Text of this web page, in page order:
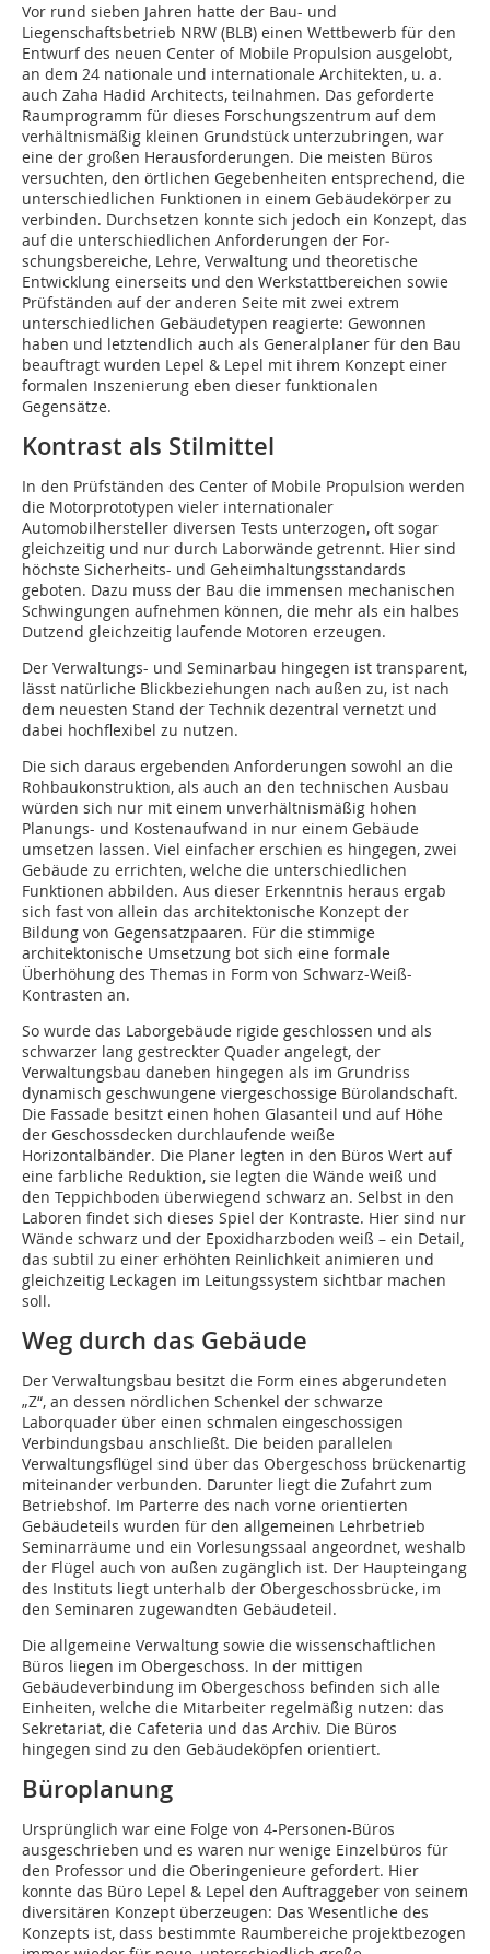
Vor rund sieben Jahren hatte der Bau- und
Liegenschaftsbetrieb NRW (BLB) einen Wettbewerb für den
Entwurf des neuen Center of Mobile Propulsion ausgelobt,
an dem 24 nationale und internationale Architekten, u. a.
auch Zaha Hadid Architects, teilnahmen. Das geforderte
Raumprogramm für dieses Forschungszentrum auf dem
verhältnismäßig kleinen Grundstück unterzubringen, war
eine der gro­ßen Herausforderungen. Die meisten Büros
versuchten, den örtlichen Gegebenheiten entsprechend, die
unterschiedlichen Funktionen in einem Gebäudekörper zu
verbinden. Durchsetzen konnte sich jedoch ein Konzept, das
auf die unterschiedlichen Anforderungen der For­
schungsberei­che, Lehre, Verwaltung und theoretische
Entwicklung einerseits und den Werkstattbereichen sowie
Prüfständen auf der anderen Seite mit zwei extrem
unterschiedlichen Gebäudetypen reagierte: Gewonnen
haben und letztendlich auch als Generalplaner für den Bau
beauftragt wurden Lepel & Lepel mit ihrem Konzept einer
formalen Inszenierung eben dieser funktionalen
Gegensätze.
Kontrast als Stilmittel
In den Prüfständen des Center of Mobile Propulsion werden
die Motorprototypen vieler internationaler
Automobilhersteller diversen Tests unterzogen, oft sogar
gleichzeitig und nur durch Laborwände getrennt. Hier sind
höchste Sicherheits- und Geheimhaltungsstandards
geboten. Dazu muss der Bau die immensen mechanischen
Schwingungen aufnehmen können, die mehr als ein halbes
Dutzend gleichzeitig laufende Motoren erzeugen.
Der Verwaltungs- und Seminarbau hingegen ist transparent,
lässt natürliche Blickbeziehungen nach außen zu, ist nach
dem neuesten Stand der Technik dezentral vernetzt und
dabei hochflexibel zu nutzen.
Die sich daraus ergebenden Anforderungen sowohl an die
Rohbaukonstruktion, als auch an den technischen Ausbau
würden sich nur mit einem unverhältnismäßig hohen
Planungs- und Kostenaufwand in nur einem Gebäude
umsetzen lassen. Viel einfacher erschien es hingegen, zwei
Gebäude zu errichten, welche die unterschiedlichen
Funktionen abbilden. Aus dieser Erkenntnis heraus ergab
sich fast von allein das architektonische Konzept der
Bildung von Gegensatzpaaren. Für die stimmige
architektonische Umsetzung bot sich eine formale
Überhöhung des Themas in Form von Schwarz-Weiß-
Kontrasten an.
So wurde das Laborgebäude rigide geschlossen und als
schwarzer lang gestreckter Quader angelegt, der
Verwaltungsbau daneben hingegen als im Grundriss
dynamisch geschwungene viergeschossige Bürolandschaft.
Die Fassade besitzt einen hohen Glasanteil und auf Höhe
der Geschossdecken durchlaufende weiße
Horizontalbänder. Die Planer legten in den Büros Wert auf
eine farbliche Reduktion, sie legten die Wände weiß und
den Teppichboden überwiegend schwarz an. Selbst in den
Laboren findet sich dieses Spiel der Kontraste. Hier sind nur
Wände schwarz und der Epoxidharzboden weiß – ein Detail,
das subtil zu einer erhöhten Reinlichkeit animieren und
gleichzeitig Leckagen im Leitungssystem sichtbar machen
soll.
Weg durch das Gebäude
Der Verwaltungsbau besitzt die Form eines abgerundeten
„Z“, an dessen nördlichen Schenkel der schwarze
Laborquader über einen schmalen eingeschossigen
Verbindungsbau anschließt. Die beiden parallelen
Verwaltungsflügel sind über das Obergeschoss brückenartig
miteinander verbunden. Darunter liegt die Zufahrt zum
Betriebshof. Im Parterre des nach vorne orientierten
Gebäudeteils wurden für den allgemeinen Lehrbetrieb
Seminarräume und ein Vorlesungssaal angeordnet, weshalb
der Flügel auch von außen zugänglich ist. Der Haupteingang
des ­Instituts liegt unterhalb der Obergeschossbrücke, im
den Seminaren zugewandten Gebäudeteil.
Die allgemeine Verwaltung sowie die wissenschaftlichen
Büros liegen im Obergeschoss. In der mittigen
Gebäudeverbindung im Obergeschoss befinden sich alle
Einheiten, welche die Mitarbeiter regelmäßig nutzen: das
Sekretariat, die Cafeteria und das Archiv. Die Büros
hingegen sind zu den Gebäudeköpfen orientiert.
Büroplanung
Ursprünglich war eine Folge von 4-Personen-Büros
ausgeschrieben und es waren nur wenige Einzelbüros für
den Professor und die Oberingenieure gefordert. Hier
konnte das Büro Lepel & Lepel den Auftraggeber von seinem
diversitären Konzept überzeugen: Das Wesentliche des
Konzepts ist, dass bestimmte Raumbereiche projektbezogen